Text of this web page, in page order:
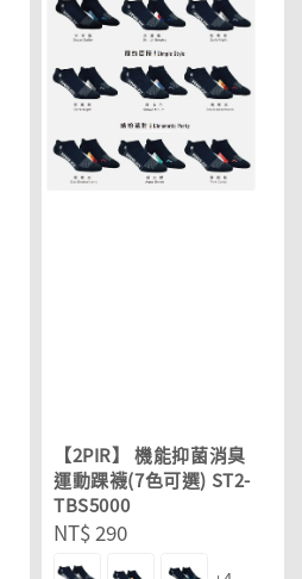
【2PIR】 機能抑菌消臭
運動踝襪(7色可選) ST2-
TBS5000
Regular
price
NT$ 290